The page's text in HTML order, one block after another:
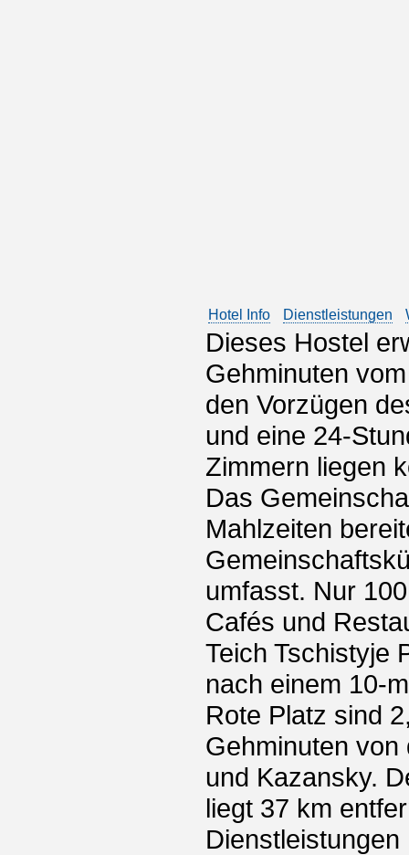
Hotel Info Dienstleistungen
Dieses Hostel
Gehminuten
den Vorzügen
und eine 24-
Zimmern liegen
Das
Mahlzeiten
umfasst. Nur
Cafés und
Teich Tschistyje
nach einem 10-
Rote Platz sind
Gehminuten von
und Kazansky.
liegt 37 km
Dienstleistungen